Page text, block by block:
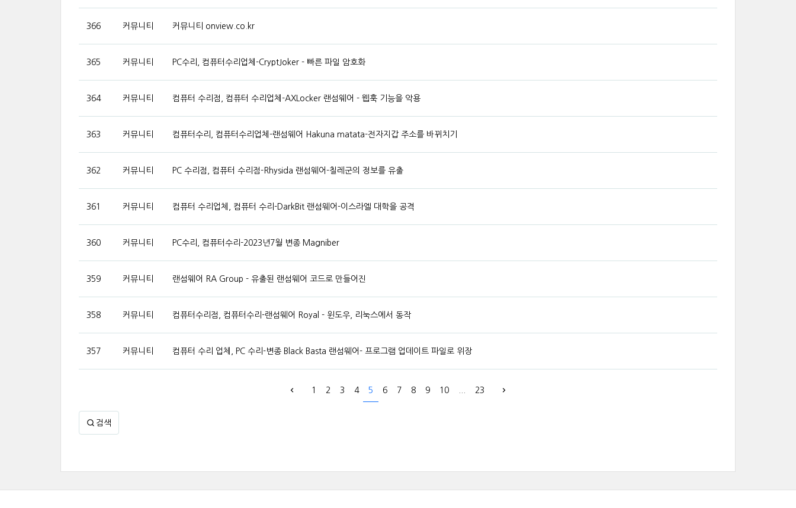
366 커뮤니티 커뮤니티 onview.co.kr
365 커뮤니티 PC수리, 컴퓨터수리업체-CryptJoker - 빠른 파일 암호화
364 커뮤니티 컴퓨터 수리점, 컴퓨터 수리업체-AXLocker 랜섬웨어 - 웹훅 기능을 악용
363 커뮤니티 컴퓨터수리, 컴퓨터수리업체-랜섬웨어 Hakuna matata-전자지갑 주소를 바뀌치기
362 커뮤니티 PC 수리점, 컴퓨터 수리점-Rhysida 랜섬웨어-칠레군의 정보를 유출
361 커뮤니티 컴퓨터 수리업체, 컴퓨터 수리-DarkBit 랜섬웨어-이스라엘 대학을 공격
360 커뮤니티 PC수리, 컴퓨터수리-2023년7월 변종 Magniber
359 커뮤니티 랜섬웨어 RA Group - 유출된 랜섬웨어 코드로 만들어진
358 커뮤니티 컴퓨터수리점, 컴퓨터수리-랜섬웨어 Royal - 윈도우, 리눅스에서 동작
357 커뮤니티 컴퓨터 수리 업체, PC 수리-변종 Black Basta 랜섬웨어- 프로그램 업데이트 파일로 위장
1 2 3 4 5 6 7 8 9 10 23
검색